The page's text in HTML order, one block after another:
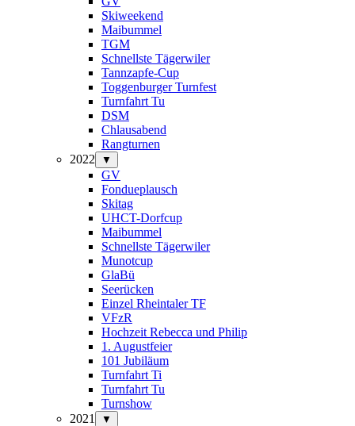
Skiweekend
Maibummel
TGM
Schnellste Tägerwiler
Tannzapfe-Cup
Toggenburger Turnfest
Turnfahrt Tu
DSM
Chlausabend
Rangturnen
2022
▼
GV
Fondueplausch
Skitag
UHCT-Dorfcup
Maibummel
Schnellste Tägerwiler
Munotcup
GlaBü
Seerücken
Einzel Rheintaler TF
VFzR
Hochzeit Rebecca und Philip
1. Augustfeier
101 Jubiläum
Turnfahrt Ti
Turnfahrt Tu
Turnshow
2021
▼